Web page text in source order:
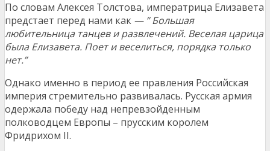
По словам Алексея Толстова, императрица Елизавета
предстает перед нами как — ” Большая
любительница танцев и развлечений. Веселая царица
была Елизавета. Поет и веселиться, порядка только
нет.”
Однако именно в период ее правления Российская
империя стремительно развивалась. Русская армия
одержала победу над непревзойденным
полководцем Европы – прусским королем
Фридрихом II.